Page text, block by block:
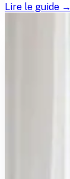
Lire le guide →